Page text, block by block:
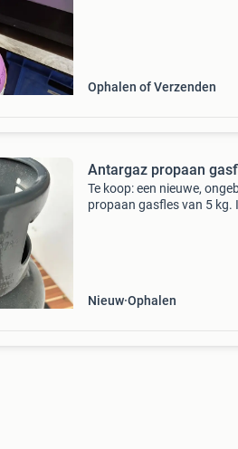
Ophalen of Verzenden
Antargaz propaan
Te koop: een nieuwe,
propaan gasfles van 5 kg.
Nieuw Ophalen